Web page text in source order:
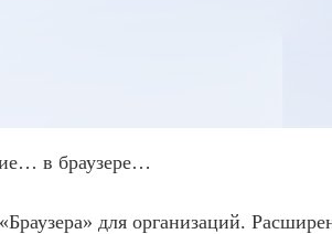
в браузере…
для организаций.